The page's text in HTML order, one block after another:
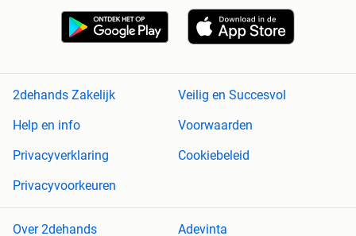
2dehands Zakelijk
Veilig en Succesvol
Help en info
Voorwaarden
Privacyverklaring
Cookiebeleid
Privacyvoorkeuren
Over 2dehands Adevinta